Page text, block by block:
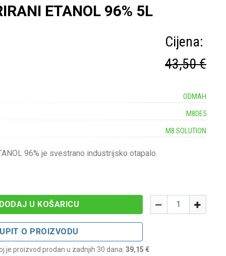
-
Količina
+
DODAJ U KOŠARICU
UPIT O PROIZVODU
je proizvod prodan u zadnjih 30 dana: 39,15 €
ETANOL 96% 5L
Cijena:
43,50 €
ODMAH
M8DE5
M8 SOLUTION
96% je svestrano industrijsko otapalo.